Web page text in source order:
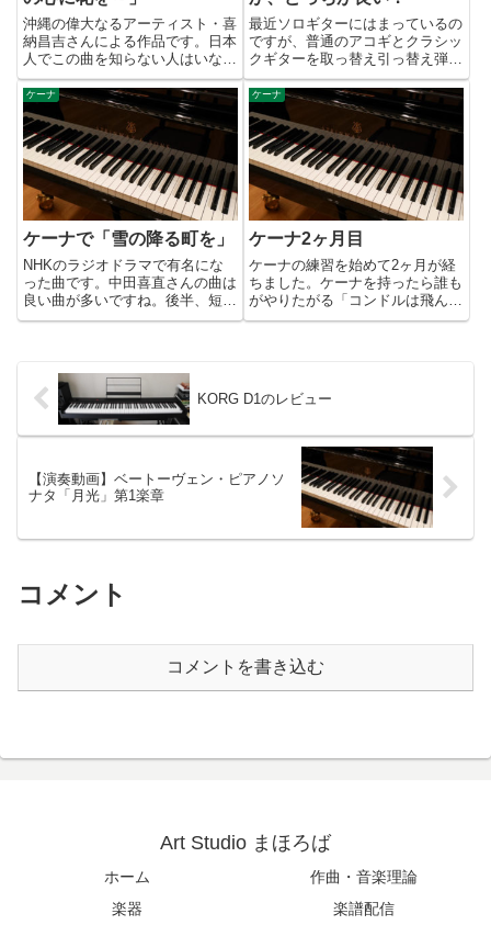
沖縄の偉大なるアーティスト・喜
納昌吉さんによる作品です。日本
人でこの曲を知らない人はいない
んじゃないでしょうか？YouTube
でケーナで吹いているのを見つけ
たので、それに影響されてやって
みました。キーはケーナで吹きや
すいようにDにしています...
最近ソロギターにはまっているの
ですが、普通のアコギとクラシッ
クギターを取っ替え引っ替え弾い
ています（笑）。というのは、ソ
ロギターにはスチール弦かナイロ
ン弦かどっちが向いているのか？
自分なりに答えを出したいからで
す。もちろんそれぞれに良さが
あ...
ケーナ
ケーナで「雪の降る町を」
NHKのラジオドラマで有名にな
った曲です。中田喜直さんの曲は
良い曲が多いですね。後半、短調
と長調を行き来するところが何と
ます。後半はAメジャーに転調し
ますので、半音も出てきます。
最...
ケーナ
ケーナ2ヶ月目
ケーナの練習を始めて2ヶ月が経
ちました。ケーナを持ったら誰も
がやりたがる「コンドルは飛んで
ゆく」ですが、一応吹けるように
です。この曲は3オクターブ...
KORG D1のレビュー
【演奏動画】ベートーヴェン・ピアノソ
ナタ「月光」第1楽章
コメント
コメントを書き込む
Art Studio まほろば
ホーム
作曲・音楽理論
楽器
楽譜配信